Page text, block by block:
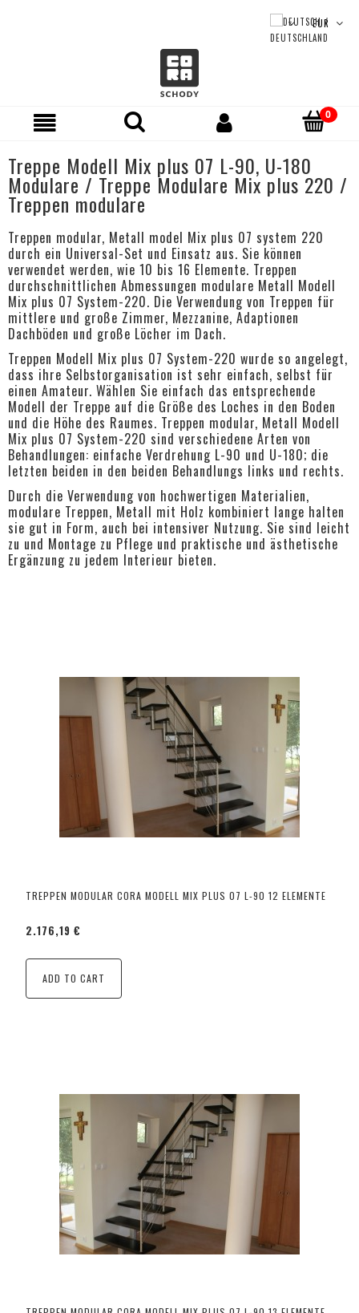
Treppe Modell Mix plus 07 L-90, U-180
Modulare / Treppe Modulare Mix plus 220 /
Treppen modulare
Treppen modular, Metall model Mix plus 07 system 220
durch ein Universal-Set und Einsatz aus. Sie können
verwendet werden, wie 10 bis 16 Elemente. Treppen
durchschnittlichen Abmessungen modulare Metall Modell
Mix plus 07 System-220. Die Verwendung von Treppen für
mittlere und große Zimmer, Mezzanine, Adaptionen
Dachböden und große Löcher im Dach.
Treppen Modell Mix plus 07 System-220 wurde so angelegt,
dass ihre Selbstorganisation ist sehr einfach, selbst für
einen Amateur. Wählen Sie einfach das entsprechende
Modell der Treppe auf die Größe des Loches in den Boden
und die Höhe des Raumes. Treppen modular, Metall Modell
Mix plus 07 System-220 sind verschiedene Arten von
Behandlungen: einfache Verdrehung L-90 und U-180; die
letzten beiden in den beiden Behandlungs links und rechts.
Durch die Verwendung von hochwertigen Materialien,
modulare Treppen, Metall mit Holz kombiniert lange halten
sie gut in Form, auch bei intensiver Nutzung. Sie sind leicht
zu und Montage zu Pflege und praktische und ästhetische
Ergänzung zu jedem Interieur bieten.
TREPPEN MODULAR CORA MODELL MIX PLUS 07 L-90 12 ELEMENTE
2.176,19 €
ADD TO CART